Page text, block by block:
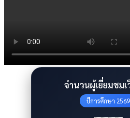
จำนวนผู้เยี่ยมชม
ปีการศึกษา 2569